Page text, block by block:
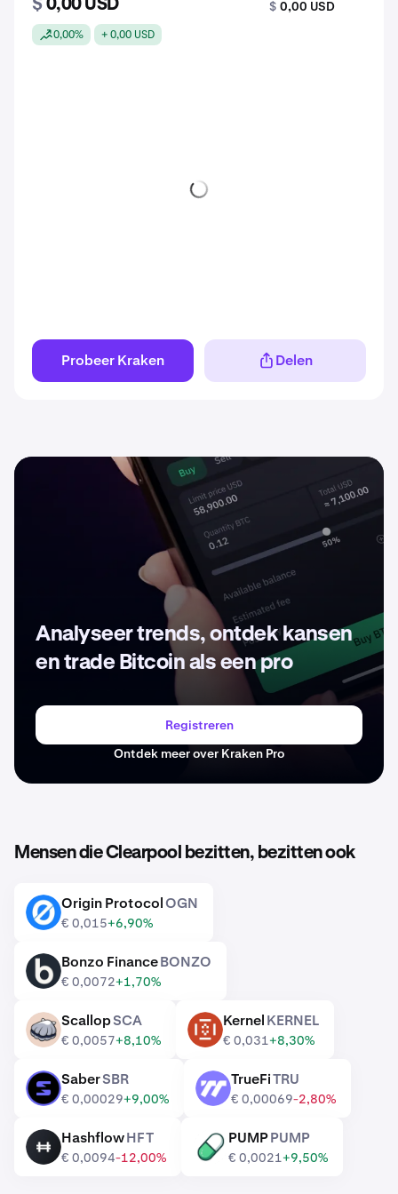
$ 0,00 USD
0,00% + 0,00 USD
$ 0,00 USD
Probeer Kraken Delen
Analyseer trends, ontdek kansen
en trade Bitcoin als een pro
Registreren
Ontdek meer over Kraken Pro
Mensen die Clearpool bezitten, bezitten ook
OGN Origin ProtocolOGN
€ 0,015+6,90%
BONZO Bonzo FinanceBONZO
€ 0,0072+1,70%
SCA ScallopSCA
€ 0,0057+8,10%
KERNEL KernelKERNEL
€ 0,031+8,30%
SBR SaberSBR
€ 0,00029+9,00%
TRU TrueFiTRU
€ 0,00069-2,80%
HFT HashflowHFT
€ 0,0094-12,00%
PUMP PUMPPUMP
€ 0,0021+9,50%